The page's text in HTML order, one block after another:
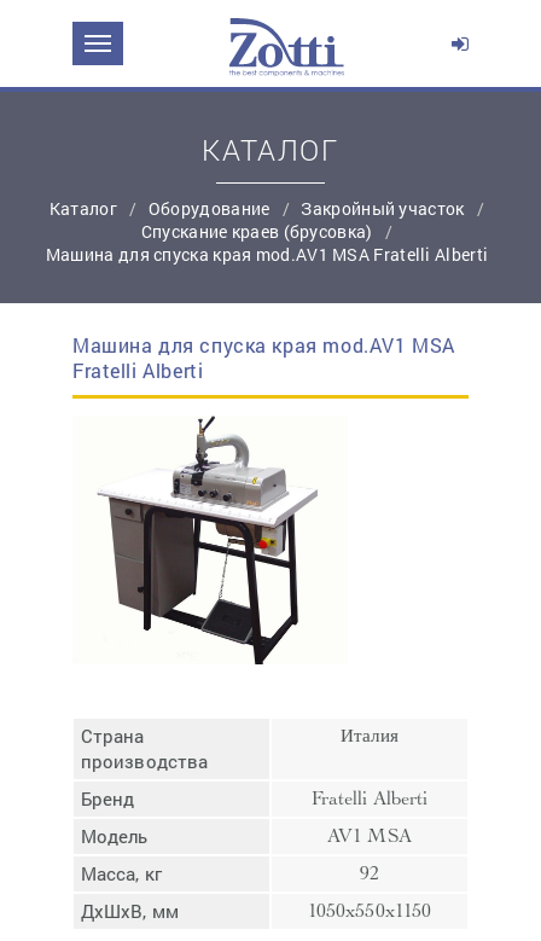
КАТАЛОГ
Каталог Оборудование
Закройный участок
Спускание краев (брусовка)
Машина для спуска края mod.AV1 MSA Fratelli Alberti
Машина для спуска края mod.AV1 MSA
Fratelli Alberti
Страна
производства
Италия
Бренд Fratelli Alberti
Модель AV1 MSA
Масса, кг 92
ДхШхВ, мм 1050x550x1150
ЗАДАТЬ ВОПРОС О ПРОДУКТЕ
Эл. почта:
Контактный телефон:*
Ваш вопрос:
Отмена